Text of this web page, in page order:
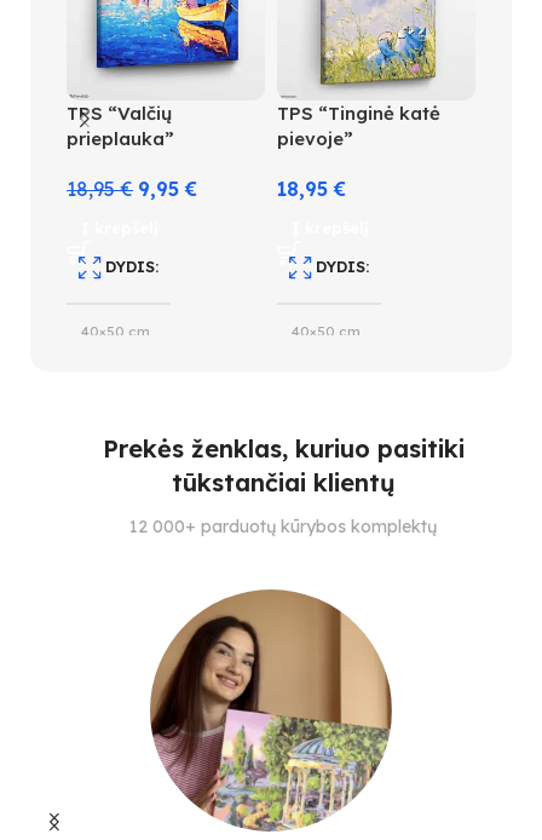
TPS “Valčių
prieplauka”
18,95€ 9,95€
DYDIS
40×50 cm
SPALVŲ KIEKIS
TPS “Tinginė katė
pievoje”
18,95€
DYDIS
40×50 cm
4
SPALVŲ KIEKIS
30
Prekės ženklas, kuriuo pasitiki
tūkstančiai klientų
12 000+ parduotų kūrybos komplektų